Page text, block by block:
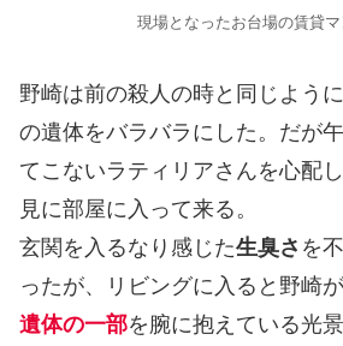
現場となったお台場の賃貸
野崎は前の殺人の時と同じよう
の遺体をバラバラにした。だが
てこないラティリアさんを心配
見に部屋に入って来る。
玄関を入るなり感じた生臭さ を
ったが、リビングに入ると野崎
遺体の一部を腕に抱えている光